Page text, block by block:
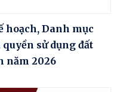
hoạch, Danh mục
sử dụng đất
năm 2026